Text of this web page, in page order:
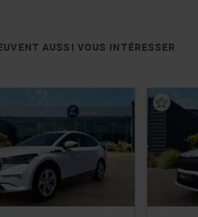
AUSSI VOUS INTÉRESSER